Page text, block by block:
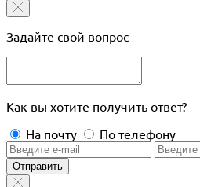
Задайте свой вопрос
Как вы хотите получить ответ?
На почту
По телефону
Отправить